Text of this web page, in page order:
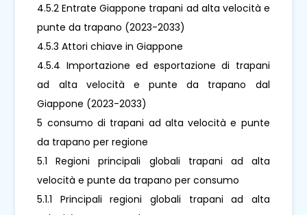
4.5.2 Entrate Giappone trapani ad alta velocità e
punte da trapano (2023-2033)
4.5.3 Attori chiave in Giappone
4.5.4 Importazione ed esportazione di trapani
ad alta velocità e punte da trapano dal
Giappone (2023-2033)
5 consumo di trapani ad alta velocità e punte
da trapano per regione
5.1 Regioni principali globali trapani ad alta
velocità e punte da trapano per consumo
5.1.1 Principali regioni globali trapani ad alta